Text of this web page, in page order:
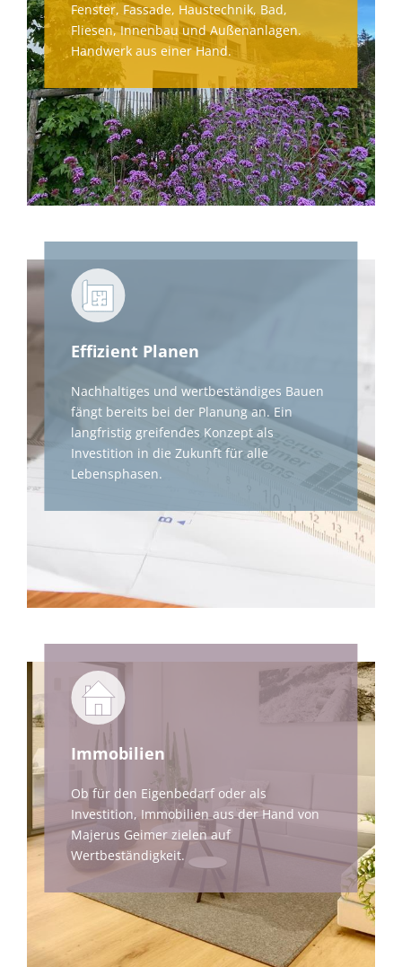
Fenster, Fassade, Haustechnik, Bad,
Fliesen, Innenbau und Außenanlagen.
Handwerk aus einer Hand.
Effizient Planen
Nachhaltiges und wertbeständiges Bauen
fängt bereits bei der Planung an. Ein
langfristig greifendes Konzept als
Investition in die Zukunft für alle
Lebensphasen.
Immobilien
Ob für den Eigenbedarf oder als
Investition, Immobilien aus der Hand von
Majerus Geimer zielen auf
Wertbeständigkeit.